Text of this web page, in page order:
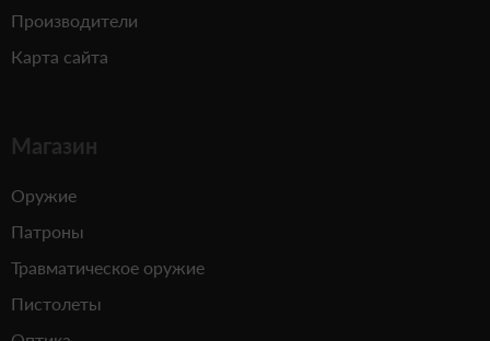
Производители
Карта сайта
Магазин
Оружие
Патроны
Травматическое оружие
Пистолеты